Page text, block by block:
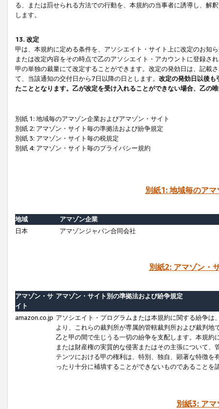
る、または罰せられる方法での行動を、本規約の当事者に誘導し、解
します。
13. 改定
甲は、本規約に定める条件を、アソシエイト・サイト上に改定のお知
または改定内容をその時点で乙のアソシエイト・アカウントに登録さ
甲の単独の裁量にて改定することができます。改定の発効日は、記載
て、当該通知の交付日から7日以降の日とします。 改定の発効日以後も
たこととなります。乙が改定を受け入れることができない場合、乙の
別紙 1: 地域毎のアマゾン企業およびアマゾン・サイト
別紙 2: アマゾン・サイト毎の準拠法および紛争規定
別紙 3: アマゾン・サイト毎の税規定
別紙 4: アマゾン・サイト毎のプライバシー規約
別紙1: 地域毎のア
地域
アマゾン企業
日本
アマゾンジャパン合同会社
別紙2: アマゾン・
アマゾン・サ
イト
アマゾン・サイト別の準拠法および紛争規定
amazon.co.jp アソシエイト・プログラムまたは本規約に関する紛争
より、これらの裁判所が専属的管轄裁判所および裁判
乙と甲の間で生じうる一切の紛争を支配します。本規
または財産権の実質的な侵害またはその主張について
テンツにおける甲の権利は、特別、独自、顕著な特徴
ったり十分に補填することができないものであることを
別紙3: ア